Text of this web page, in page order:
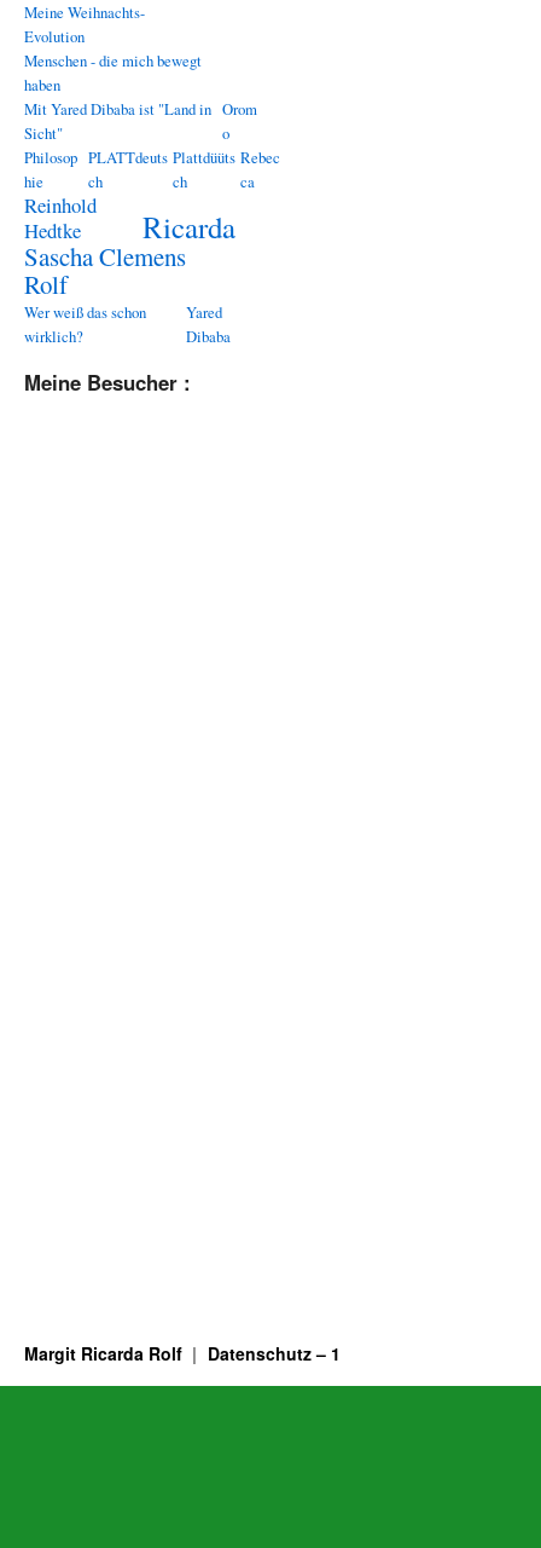
Meine Weihnachts-
Evolution
Menschen - die mich bewegt
haben
Mit Yared Dibaba ist "Land in
Sicht"
Orom
o
Philosop
hie
PLATTdeuts
ch
Plattdüüts
ch
Rebec
ca
Reinhold
Hedtke
Ricarda
Sascha Clemens
Rolf
Wer weiß das schon
wirklich?
Yared
Dibaba
Meine Besucher :
Margit Ricarda Rolf Datenschutz – 1